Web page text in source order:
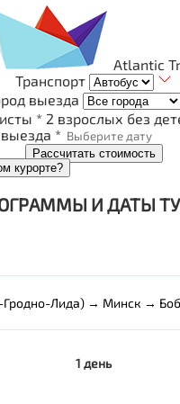
Atlantic
Транспорт
выезда
* 2 взрослых без
*
Рассчитать стоимость
курорте?
И ДАТЫ
Гродно-Лида) → Минск →
1 день